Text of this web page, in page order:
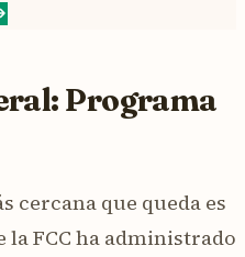
Programa
cercana que queda es
FCC ha administrado